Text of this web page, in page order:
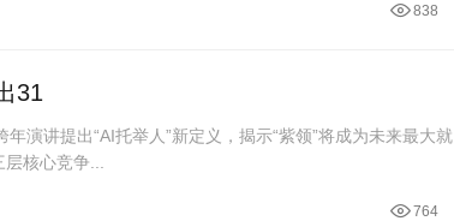
838
31
演讲提出“AI托举人”新定义，揭示“紫领”将成为未来最大就
核心竞争...
764